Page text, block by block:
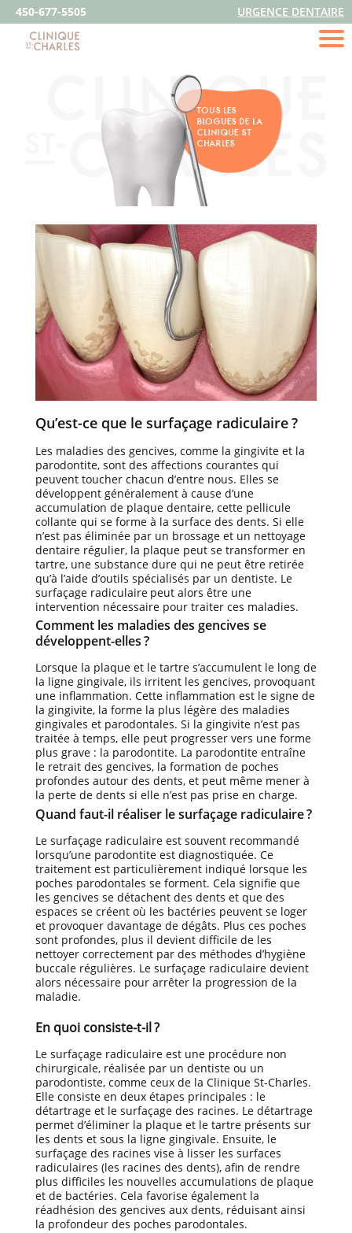
450-677-5505 URGENCE DENTAIRE
TOUS LES
BLOGUES DE LA
CLINIQUE ST
CHARLES
Qu’est-ce que le surfaçage radiculaire ?
Les maladies des gencives, comme la gingivite et la
parodontite, sont des affections courantes qui
peuvent toucher chacun d’entre nous. Elles se
développent généralement à cause d’une
accumulation de plaque dentaire, cette pellicule
collante qui se forme à la surface des dents. Si elle
n’est pas éliminée par un brossage et un nettoyage
dentaire régulier, la plaque peut se transformer en
tartre, une substance dure qui ne peut être retirée
qu’à l’aide d’outils spécialisés par un dentiste. Le
surfaçage radiculaire peut alors être une
intervention nécessaire pour traiter ces maladies.
Comment les maladies des gencives se
développent-elles ?
Lorsque la plaque et le tartre s’accumulent le long de
la ligne gingivale, ils irritent les gencives, provoquant
une inflammation. Cette inflammation est le signe de
la gingivite, la forme la plus légère des maladies
gingivales et parodontales. Si la gingivite n’est pas
traitée à temps, elle peut progresser vers une forme
plus grave : la parodontite. La parodontite entraîne
le retrait des gencives, la formation de poches
profondes autour des dents, et peut même mener à
la perte de dents si elle n’est pas prise en charge.
Quand faut-il réaliser le surfaçage radiculaire ?
Le surfaçage radiculaire est souvent recommandé
lorsqu’une parodontite est diagnostiquée. Ce
traitement est particulièrement indiqué lorsque les
poches parodontales se forment. Cela signifie que
les gencives se détachent des dents et que des
espaces se créent où les bactéries peuvent se loger
et provoquer davantage de dégâts. Plus ces poches
sont profondes, plus il devient difficile de les
nettoyer correctement par des méthodes d’hygiène
buccale régulières. Le surfaçage radiculaire devient
alors nécessaire pour arrêter la progression de la
maladie.
En quoi consiste-t-il ?
Le surfaçage radiculaire est une procédure non
chirurgicale, réalisée par un dentiste ou un
parodontiste, comme ceux de la Clinique St-Charles.
Elle consiste en deux étapes principales : le
détartrage et le surfaçage des racines. Le détartrage
permet d’éliminer la plaque et le tartre présents sur
les dents et sous la ligne gingivale. Ensuite, le
surfaçage des racines vise à lisser les surfaces
radiculaires (les racines des dents), afin de rendre
plus difficiles les nouvelles accumulations de plaque
et de bactéries. Cela favorise également la
réadhésion des gencives aux dents, réduisant ainsi
la profondeur des poches parodontales.